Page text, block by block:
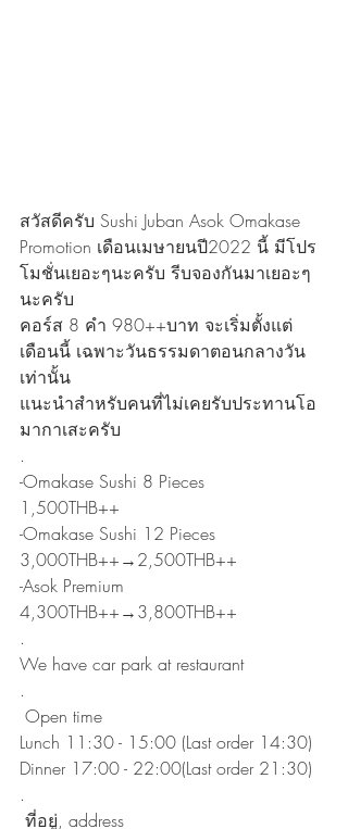
สวัสดีครับ Sushi Juban Asok Omakase
Promotion เดือนเมษายนปี2022 นี้ มีโปร
โมชั่นเยอะๆนะครับ รีบจองกันมาเยอะๆ
นะครับ
คอร์ส 8 คำ 980++บาท จะเริ่มตั้งแต่
เดือนนี้ เฉพาะวันธรรมดาตอนกลางวัน
เท่านั้น
แนะนำสำหรับคนที่ไม่เคยรับประทานโอ
มากาเสะครับ
.
-Omakase Sushi 8 Pieces
1,500THB++
-Omakase Sushi 12 Pieces
3,000THB++→2,500THB++
-Asok Premium
4,300THB++→3,800THB++
.
We have car park at restaurant
.
Open time
Lunch 11:30 - 15:00 (Last order 14:30)
Dinner 17:00 - 22:00(Last order 21:30)
.
ที่อยู่, address